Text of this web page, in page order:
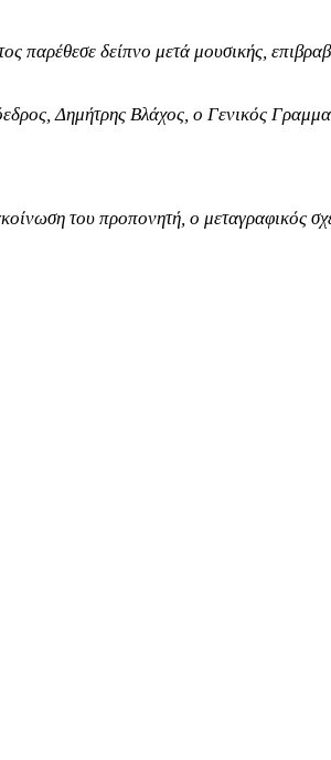
παρέθεσε δείπνο μετά μουσικής,
Δημήτρης Βλάχος, ο Γενικός
του προπονητή, ο μεταγραφικός